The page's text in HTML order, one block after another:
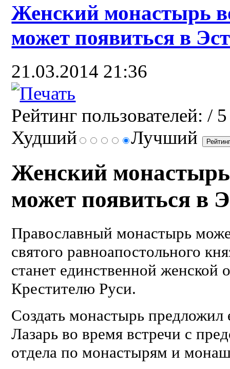
Женский монастырь
может появиться в
21.03.2014 21:36
Рейтинг пользователей: / 5
Худший
Лучший
Женский
может появиться в
Православный монастырь
святого равноапостольного
станет единственной
Крестителю Руси.
Создать монастырь
Лазарь во время встречи с
отдела по монастырям и